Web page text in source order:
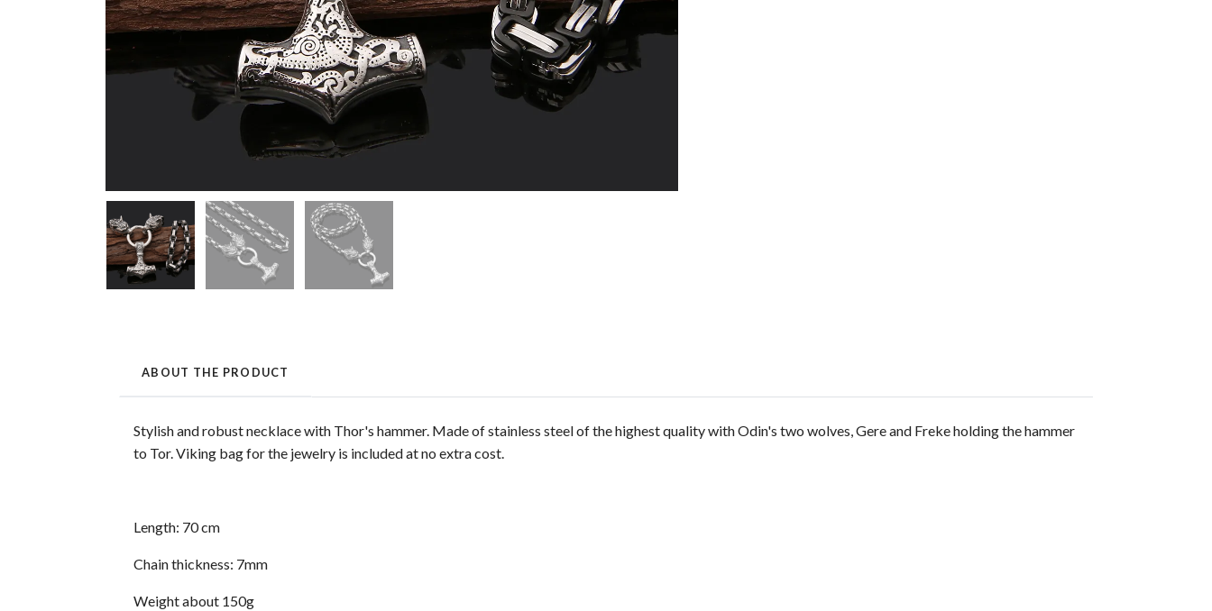
ABOUT THE PRODUCT
Stylish and robust necklace with Thor's hammer. Made of stainless steel of the highest quality with Odin's two wolves, Gere and Freke holding the hammer
to Tor. Viking bag for the jewelry is included at no extra cost.
Length: 70 cm
Chain thickness: 7mm
Weight about 150g